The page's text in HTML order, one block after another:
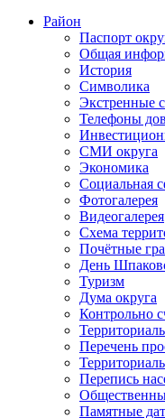
Район
Паспорт
Общая
История
Символика
Экстренные
Телефоны
СМИ округа
Экономика
Социальная
Фотогалерея
Видеогалерея
Схема
Почётные
День
Туризм
Дума округа
Контрольно
Перечень
Перепись
Памятные